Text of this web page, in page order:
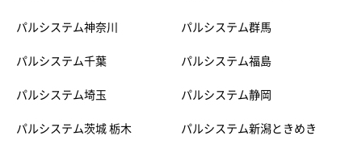
パルシステム神奈川
パルシステム千葉
パルシステム埼玉
パルシステム茨城 栃木
パルシステム群馬
パルシステム福島
パルシステム静岡
パルシステム新潟ときめき